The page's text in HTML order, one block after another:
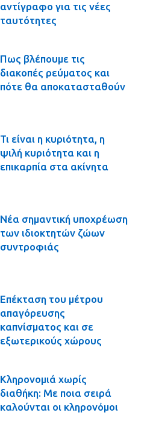
αντίγραφο για τις νέες
ταυτότητες
Πως βλέπουμε τις
διακοπές ρεύματος και
πότε θα αποκατασταθούν
Τι είναι η κυριότητα, η
ψιλή κυριότητα και η
επικαρπία στα ακίνητα
Νέα σημαντική υποχρέωση
των ιδιοκτητών ζώων
συντροφιάς
Επέκταση του μέτρου
απαγόρευσης
καπνίσματος και σε
εξωτερικούς χώρους
Κληρονομιά χωρίς
διαθήκη: Με ποια σειρά
καλούνται οι κληρονόμοι